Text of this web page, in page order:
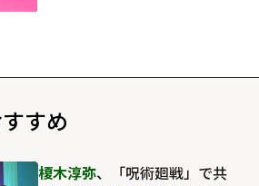
すめ
榎木淳弥、「呪術廻戦」で共